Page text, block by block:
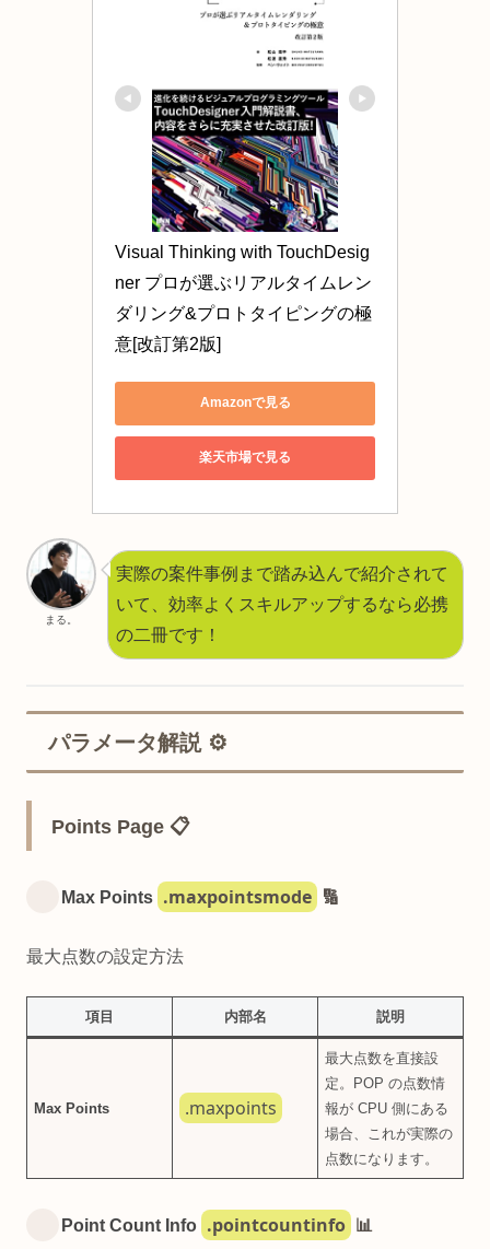
Visual Thinking with TouchDesig
ner プロが選ぶリアルタイムレン
ダリング&プロトタイピングの極
意[改訂第2版]
Amazonで見る
楽天市場で見る
まる。
実際の案件事例まで踏み込んで紹介されて
いて、効率よくスキルアップするなら必携
の二冊です！
パラメータ解説 ⚙️
Points Page 📋
Max Points .maxpointsmode 🔢
最大点数の設定方法
項目 内部名 説明
Max Points .maxpoints
最大点数を直接設
定。POP の点数情
報が CPU 側にある
場合、これが実際の
点数になります。
Point Count Info .pointcountinfo 📊